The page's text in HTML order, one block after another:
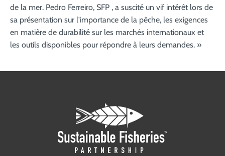
de la mer. Pedro Ferreiro, SFP , a suscité un vif intérêt lors de
sa présentation sur l'importance de la pêche, les exigences
en matière de durabilité sur les marchés internationaux et
les outils disponibles pour répondre à leurs demandes. »